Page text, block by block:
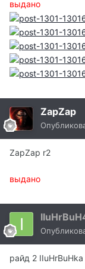
выдано
ZapZap
ZapZap r2
выдано
райд 2 IIuHrBuHka